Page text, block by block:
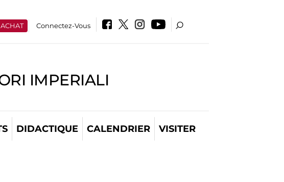
ACHAT Connectez-Vous
IMPERIALI
DIDACTIQUE CALENDRIER VISITER